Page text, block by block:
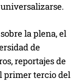
la plena, el
de
reportajes de
primer tercio del